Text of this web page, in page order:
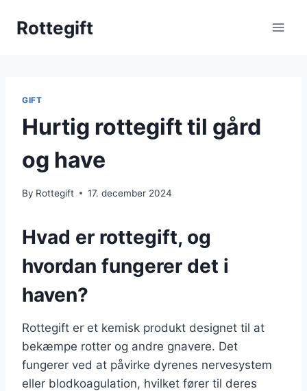
Rottegift
GIFT
Hurtig rottegift til gård
og have
By Rottegift 17. december 2024
Hvad er rottegift, og
hvordan fungerer det i
haven?
Rottegift er et kemisk produkt designet til at
bekæmpe rotter og andre gnavere. Det
fungerer ved at påvirke dyrenes nervesystem
eller blodkoagulation, hvilket fører til deres